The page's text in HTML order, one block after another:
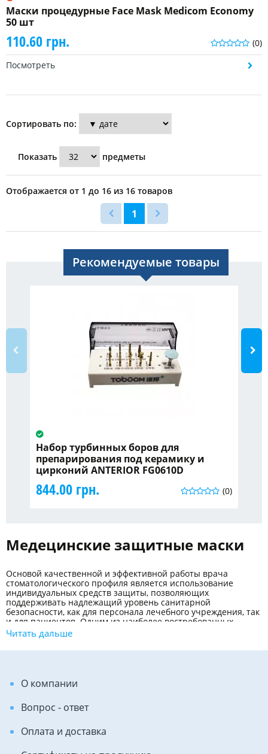
Маски процедурные Face Mask Medicom Economy
50 шт
(0)
110.60 грн.
Посмотреть
Сортировать по:
Показать предметы
Отображается от 1 до 16 из 16 товаров
1
Рекомендуемые товары
Набор турбинных боров для
препарирования под керамику и
цирконий ANTERIOR FG0610D
(0)
844.00 грн.
Медецинские защитные маски
Основой качественной и эффективной работы врача
стоматологического профиля является использование
индивидуальных средств защиты, позволяющих
поддерживать надлежащий уровень санитарной
безопасности, как для персонала лечебного учреждения, так
и для пациентов. Одним из наиболее востребованных
средств, обеспечивающих безопасность медработников и
клиентов, является защитная маска. Она используется во
многих сферах: от домашних условий и косметологии до
дыхательные пути, защищая его глаза и кожные покровы
лица от механического повреждения и попадания брызг
производят из качественных материалов, гарантирующих
Описание продукции раздела "маски"
Читать дальше
О компании
Вопрос - ответ
Оплата и доставка